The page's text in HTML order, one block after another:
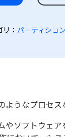
： パーティショ
うなプロセ
やソフトウェ